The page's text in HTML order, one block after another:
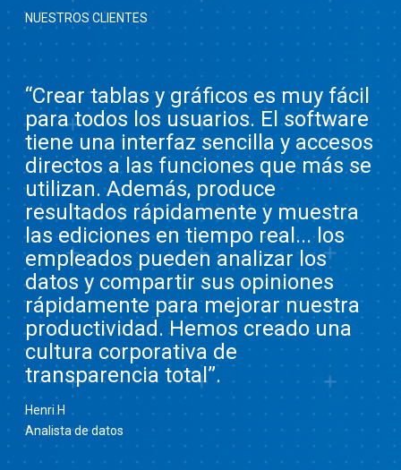
NUESTROS CLIENTES
“Crear tablas y gráficos es muy fácil
para todos los usuarios. El software
tiene una interfaz sencilla y accesos
directos a las funciones que más se
utilizan. Además, produce
resultados rápidamente y muestra
las ediciones en tiempo real... los
empleados pueden analizar los
datos y compartir sus opiniones
rápidamente para mejorar nuestra
productividad. Hemos creado una
cultura corporativa de
transparencia total”.
Henri H
Analista de datos